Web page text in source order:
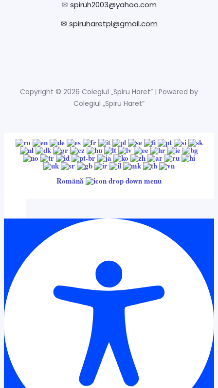
✉ spiruh2003@yahoo.com
✉ spiruharetpl@gmail.com
Copyright © 2026 Colegiul „Spiru Haret” | Powered by
Colegiul „Spiru Haret”
Română